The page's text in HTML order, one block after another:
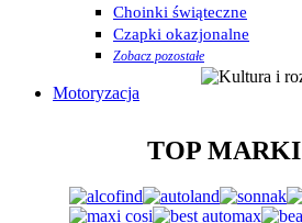
Choinki świąteczne
Czapki okazjonalne
Zobacz pozostałe
Motoryzacja
TOP MARKI